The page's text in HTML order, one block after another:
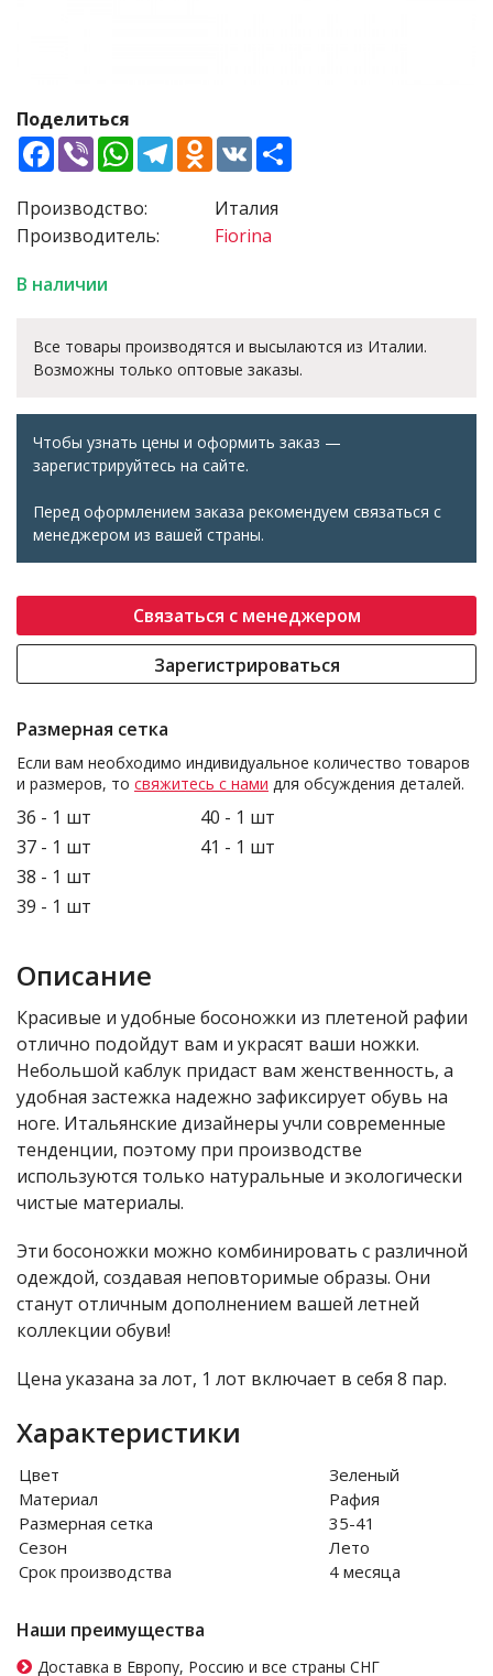
Поделиться
Facebook
ViberWhatsApp
TelegramOdnoklassniki
VK
Производство:
Производитель:
Италия
Fiorina
В наличии
Все товары производятся и высылаются из Италии.
Возможны только оптовые заказы.
Чтобы узнать цены и оформить заказ —
зарегистрируйтесь на сайте.
Перед оформлением заказа рекомендуем связаться с
менеджером из вашей страны.
Связаться с менеджером
Зарегистрироваться
Размерная сетка
Если вам необходимо индивидуальное количество товаров
и размеров, то свяжитесь с нами для обсуждения деталей.
36 - 1 шт
37 - 1 шт
38 - 1 шт
39 - 1 шт
40 - 1 шт
41 - 1 шт
Описание
Красивые и удобные босоножки из плетеной рафии
отлично подойдут вам и украсят ваши ножки.
Небольшой каблук придаст вам женственность, а
удобная застежка надежно зафиксирует обувь на
ноге. Итальянские дизайнеры учли современные
тенденции, поэтому при производстве
используются только натуральные и экологически
чистые материалы.
Эти босоножки можно комбинировать с различной
одеждой, создавая неповторимые образы. Они
станут отличным дополнением вашей летней
коллекции обуви!
Цена указана за лот, 1 лот включает в себя 8 пар.
Характеристики
Цвет
Зеленый
Материал
Рафия
Размерная сетка
35-41
Сезон
Лето
Срок производства
4 месяца
Наши преимущества
Доставка в Европу, Россию и все страны СНГ